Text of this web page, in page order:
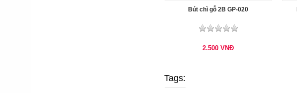
Bút chì gỗ 2B GP-020
2.500VNĐ
Tags: